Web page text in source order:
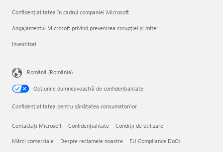
Confidențialitatea în cadrul companiei Microsoft
Angajamentul Microsoft privind prevenirea corupției și mitei
Investitori
Română (România)
Opțiunile dumneavoastră de confidențialitate
Confidențialitatea pentru sănătatea consumatorilor
Contactați Microsoft Confidențialitate Condiţii de utilizare
Mărci comerciale Despre reclamele noastre EU Compliance DoCs